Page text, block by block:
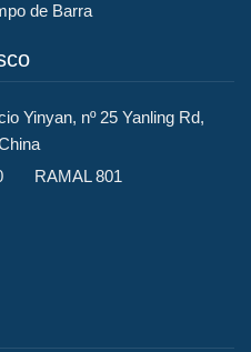
de Barra
Yinyan, nº 25 Yanling Rd,
RAMAL 801